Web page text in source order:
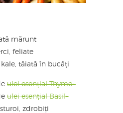
mărunt
feliate
kale, tăiată în bucăți
ulei esențial Thyme+
ulei esențial Basil+
zdrobiți